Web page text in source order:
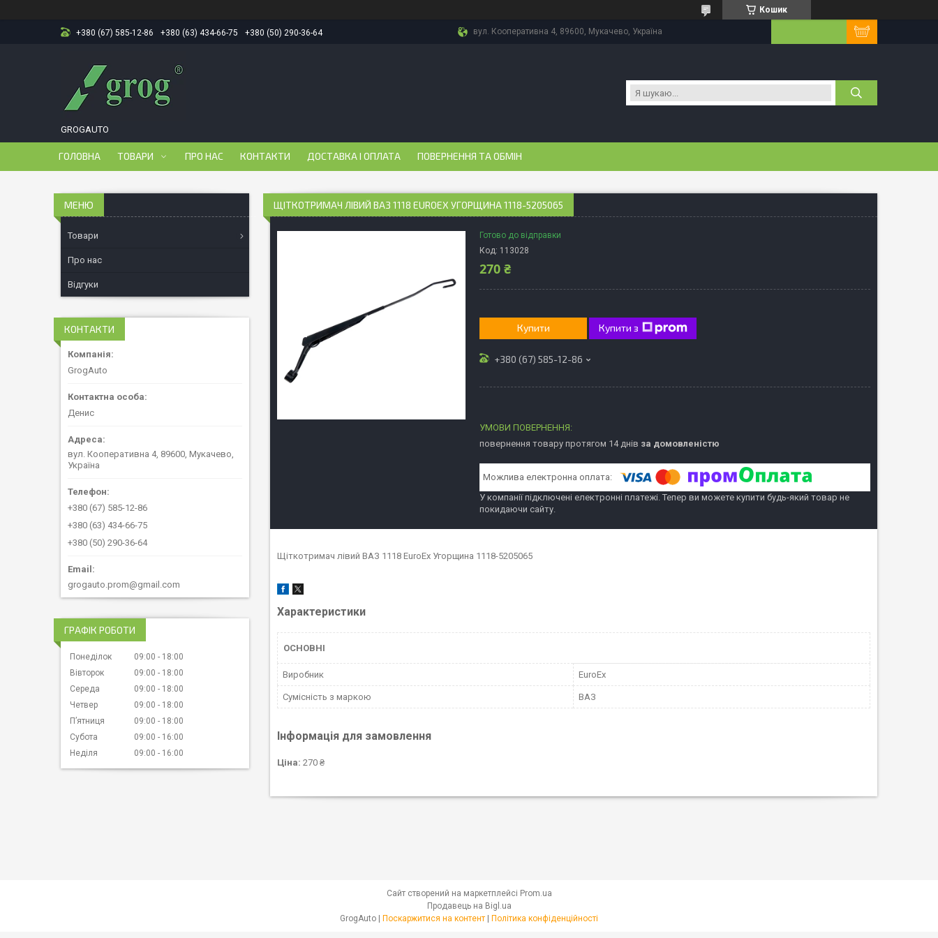
Кошик
+380 (67) 585-12-86 +380 (63) 434-66-75 +380 (50) 290-36-64 вул. Кооперативна 4, 89600, Мукачево, Україна
GROGAUTO
ГОЛОВНА ТОВАРИ ПРО НАС КОНТАКТИ ДОСТАВКА І ОПЛАТА ПОВЕРНЕННЯ ТА ОБМІН
ЩІТКОТРИМАЧ ЛІВИЙ ВАЗ 1118 EUROEX УГОРЩИНА 1118-5205065
Готово до відправки
Код: 113028
270 ₴
Купити Купити з
+380 (67) 585-12-86
повернення товару протягом 14 днів за домовленістю
У компанії підключені електронні платежі. Тепер ви можете купити будь-який товар не
покидаючи сайту.
Щіткотримач лівий ВАЗ 1118 EuroEx Угорщина 1118-5205065
Характеристики
ОСНОВНІ
Виробник EuroEx
Сумісність з маркою ВАЗ
Інформація для замовлення
Ціна: 270 ₴
Товари
Про нас
Відгуки
КОНТАКТИ
GrogAuto
Денис
вул. Кооперативна 4, 89600, Мукачево,
Україна
+380 (67) 585-12-86
+380 (63) 434-66-75
+380 (50) 290-36-64
grogauto.prom@gmail.com
ГРАФІК РОБОТИ
Понеділок 09:00
18:00
Вівторок
09:00
18:00
Середа
09:00
18:00
Четвер
09:00
18:00
Пʼятниця
09:00
18:00
Субота
09:00
16:00
Неділя
09:00 16:00
Сайт створений на маркетплейсі Prom.ua
Продавець на Bigl.ua
GrogAuto | Поскаржитися на контент | Політика конфіденційності